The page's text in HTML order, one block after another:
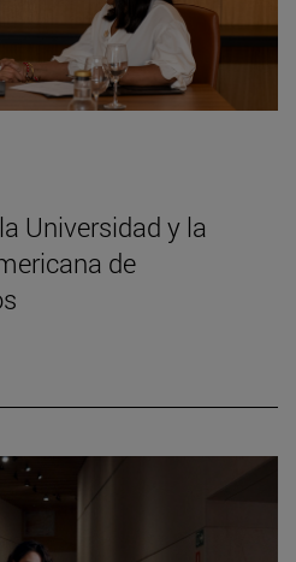
Universidad y la
de